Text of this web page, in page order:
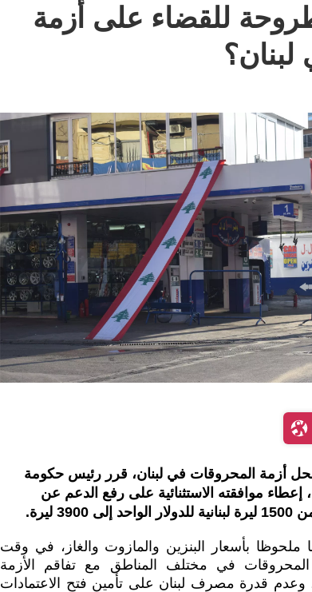
للقضاء على أزمة
أزمة المحروقات في لبنان، قرر رئيس حكومة
موافقته الاستثنائية على رفع الدعم عن
ليرة.
ملحوظا بأسعار البنزين والمازوت والغاز، في وقت
في مختلف المناطق مع تفاقم الأزمة
وعدم قدرة مصرف لبنان على تأمين فتح الاعتمادات